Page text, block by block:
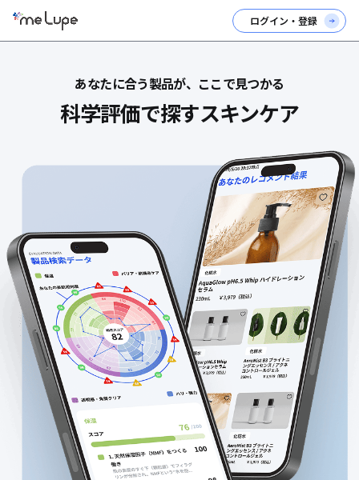
ログイン・登録
あなたに合う製品が、ここで見つかる
科学評価で探すスキンケア